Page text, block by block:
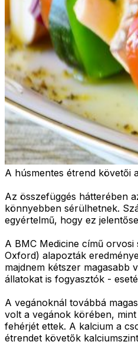
A húsmentes étrend követői
Az összefüggés hátterében
könnyebben sérülhetnek.
egyértelmű, hogy ez
A BMC Medicine című
Oxford) alapozták
majdnem kétszer magasabb
állatokat is fogyasztók -
A vegánoknál továbbá
volt a vegánok körében,
fehérjét ettek. A kalcium a
étrendet követők